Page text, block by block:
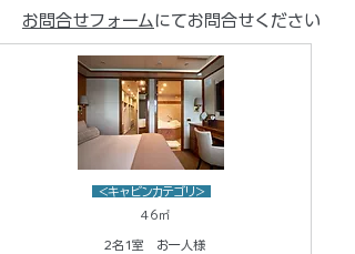
お問合せフォームにてお問合せください
<キャビンカテゴリ>
46㎡
2名1室 お一人様